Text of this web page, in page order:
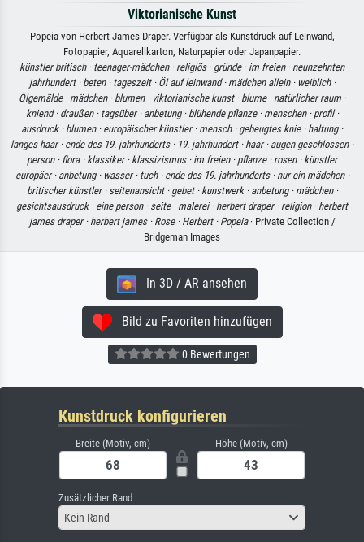
Viktorianische Kunst
Popeia von Herbert James Draper. Verfügbar als Kunstdruck auf Leinwand,
Fotopapier, Aquarellkarton, Naturpapier oder Japanpapier.
künstler britisch · teenager-mädchen · religiös · gründe · im freien · neunzehnten
jahrhundert · beten · tageszeit · Öl auf leinwand · mädchen allein · weiblich ·
Ölgemälde · mädchen · blumen · viktorianische kunst · blume · natürlicher raum ·
kniend · draußen · tagsüber · anbetung · blühende pflanze · menschen · profil ·
ausdruck · blumen · europäischer künstler · mensch · gebeugtes knie · haltung ·
langes haar · ende des 19. jahrhunderts · 19. jahrhundert · haar · augen geschlossen ·
person · flora · klassiker · klassizismus · im freien · pflanze · rosen · künstler
europäer · anbetung · wasser · tuch · ende des 19. jahrhunderts · nur ein mädchen ·
britischer künstler · seitenansicht · gebet · kunstwerk · anbetung · mädchen ·
gesichtsausdruck · eine person · seite · malerei · herbert draper · religion · herbert
james draper · herbert james · Rose · Herbert · Popeia· Private Collection /
Bridgeman Images
In 3D / AR ansehen
Bild zu Favoriten hinzufügen
0 Bewertungen
Kunstdruck konfigurieren
Breite (Motiv, cm) Höhe (Motiv, cm)
Zusätzlicher Rand
Kein Rand